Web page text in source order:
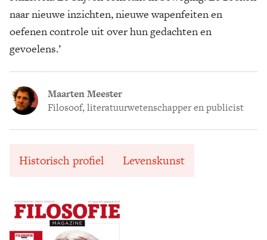
naar nieuwe inzichten, nieuwe wapenfeiten en
oefenen controle uit over hun gedachten en
gevoelens.’
Maarten Meester
Filosoof, literatuurwetenschapper en publicist
Historisch profiel Levenskunst